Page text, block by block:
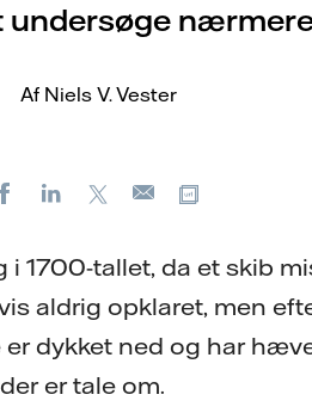
undersøge
Af Niels V. Vester
FacebookLinkedIn
X
E-
1700-tallet, da et skib
aldrig opklaret, men
dykket ned og har
er tale om.